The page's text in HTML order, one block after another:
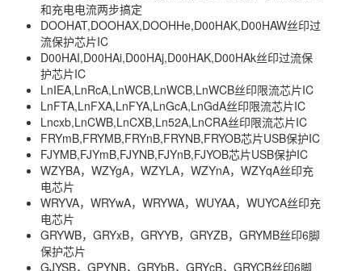
和充电电流两步搞定
DOOHAT,DOOHAX,DOOHHe,D00HAK,D00HAW丝印过
流保护芯片IC
D00HAI,D00HAi,D00HAj,D00HAK,D00HAk丝印过流保
护芯片IC
LnIEA,LnRcA,LnWCB,LnWCB,LnWCB丝印限流芯片IC
LnFTA,LnFXA,LnFYA,LnGcA,LnGdA丝印限流芯片IC
Lncxb,LnCWB,LnCXB,Ln52A,LnCRA丝印限流芯片IC
FRYmB,FRYMB,FRYnB,FRYNB,FRYOB芯片USB保护IC
FJYMB,FJYmB,FJYNB,FJYnB,FJYOB芯片USB保护IC
WZYBA，WZYgA，WZYLA，WZYnA，WZYqA丝印充
电芯片
WRYVA，WRYwA，WRYWA，WUYAA，WUYCA丝印充
电芯片
GRYWB，GRYxB，GRYYB，GRYZB，GRYMB丝印6脚
保护芯片
GJYSB，GPYNB，GRYbB，GRYcB，GRYCB丝印6脚